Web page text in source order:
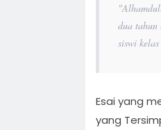
dua tahun
siswi
Esai yang
yang